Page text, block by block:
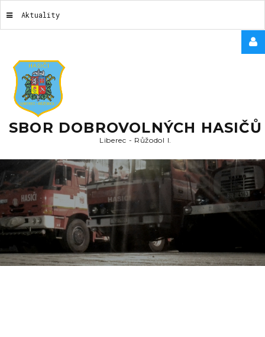
SBOR DOBROVOLNÝCH HASIČŮ
Liberec - Růžodol I.
Aktuality
REMEMBER
ME
your